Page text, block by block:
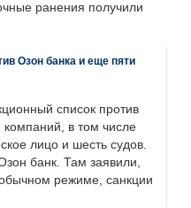
ранения получили
Озон банка и еще пяти
список против
в том числе
лицо и шесть судов.
банк. Там заявили,
режиме, санкции